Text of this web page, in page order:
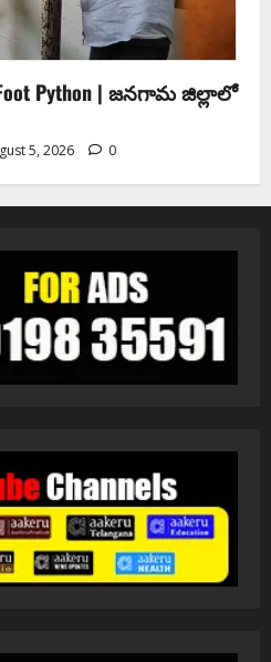
Foot Python | జనగామ జిల్లాలో
5, 2026 0